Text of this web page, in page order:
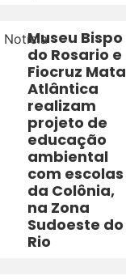
NotíciaMuseu Bispo
do Rosario e
Fiocruz Mata
Atlântica
realizam
projeto de
educação
ambiental
com escolas
da Colônia,
na Zona
Sudoeste do
Rio